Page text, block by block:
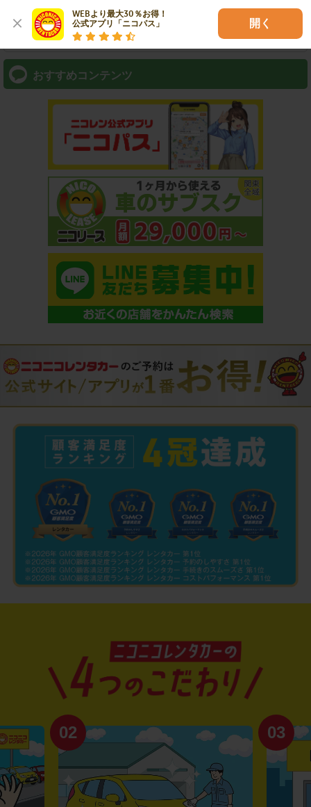
WEBより最大30％お得！
公式アプリ「ニコパス」
開く
⇒ アプリなら最短3分スピード出発！
おすすめコンテンツ
02 03